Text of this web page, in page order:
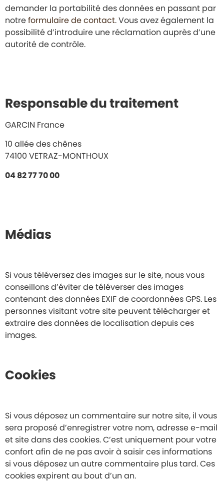
demander la portabilité des données en passant par
notreformulaire de contact. Vous avez également la
possibilité d’introduire une réclamation auprès d’une
autorité de contrôle.
Responsable du traitement
GARCIN France
10 allée des chênes
74100 VETRAZ-MONTHOUX
04 82 77 70 00
Médias
Si vous téléversez des images sur le site, nous vous
conseillons d’éviter de téléverser des images
contenant des données EXIF de coordonnées GPS. Les
personnes visitant votre site peuvent télécharger et
extraire des données de localisation depuis ces
images.
Cookies
Si vous déposez un commentaire sur notre site, il vous
sera proposé d’enregistrer votre nom, adresse e-mail
et site dans des cookies. C’est uniquement pour votre
confort afin de ne pas avoir à saisir ces informations
si vous déposez un autre commentaire plus tard. Ces
cookies expirent au bout d’un an.